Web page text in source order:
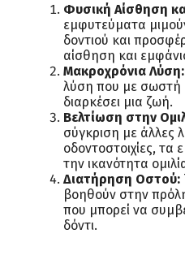
Φυσική Αίσθηση
εμφυτεύματα
δοντιού και
αίσθηση και
Μακροχρόνια Λύση:
λύση που με σωστή
διαρκέσει μια ζωή.
Βελτίωση στην
σύγκριση με άλλες
οδοντοστοιχίες,
την ικανότητα
Διατήρηση Οστού:
βοηθούν στην
που μπορεί να
δόντι.